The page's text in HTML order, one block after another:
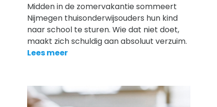
Midden in de zomervakantie sommeert
Nijmegen thuisonderwijsouders hun kind
naar school te sturen. Wie dat niet doet,
maakt zich schuldig aan absoluut verzuim.
Lees meer